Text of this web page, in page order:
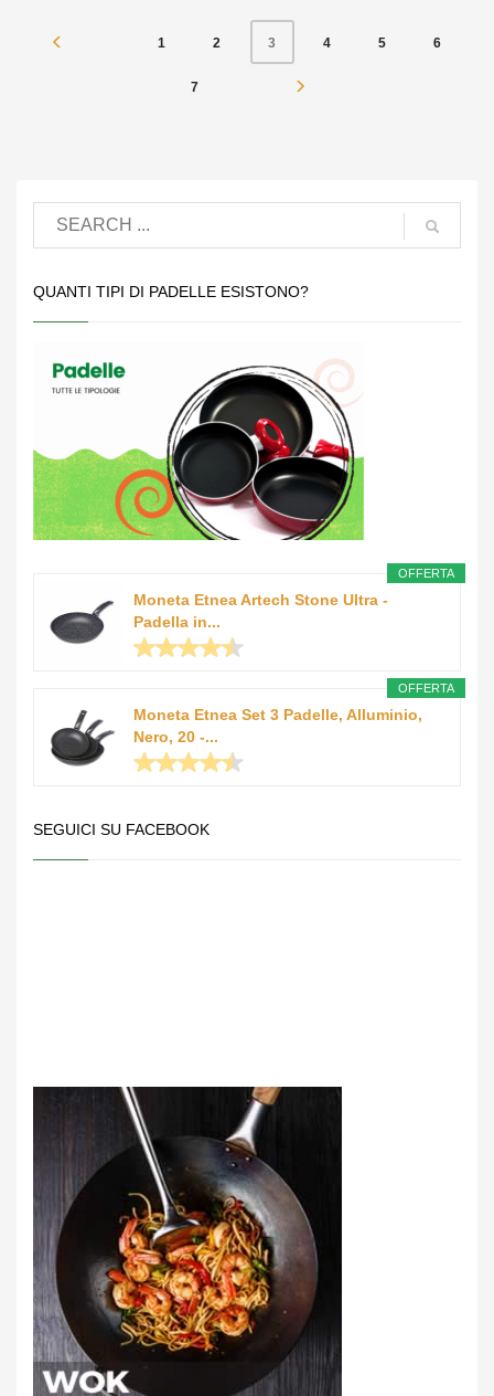
1 2 3 4 5 6
7
QUANTI TIPI DI PADELLE ESISTONO?
OFFERTA
Moneta Etnea Artech Stone Ultra -
Padella in...
OFFERTA
Moneta Etnea Set 3 Padelle, Alluminio,
Nero, 20 -...
SEGUICI SU FACEBOOK